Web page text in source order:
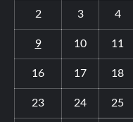
2 3 4
9 10 11
16 17 18
23 24 25